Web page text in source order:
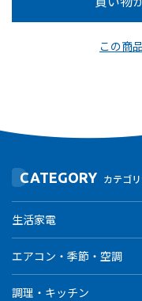
この商
CATEGORY カテゴ
生活家電
エアコン・季節・空調
調理・キッチン